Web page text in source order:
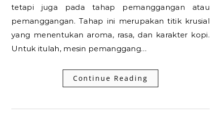
tetapi juga pada tahap pemanggangan atau
pemanggangan. Tahap ini merupakan titik krusial
yang menentukan aroma, rasa, dan karakter kopi.
Untuk itulah, mesin pemanggang…
Continue Reading